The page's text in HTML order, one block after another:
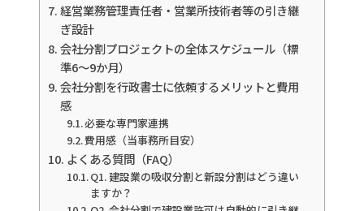
経営業務管理責任者・営業所技術者等の引き継
ぎ設計
会社分割プロジェクトの全体スケジュール（標
準6〜9か月）
会社分割を行政書士に依頼するメリットと費用
感
必要な専門家連携
費用感（当事務所目安）
よくある質問（FAQ）
Q1. 建設業の吸収分割と新設分割はどう違い
ますか？